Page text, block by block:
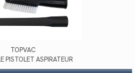
TOPVAC
PISTOLET ASPIRATEUR